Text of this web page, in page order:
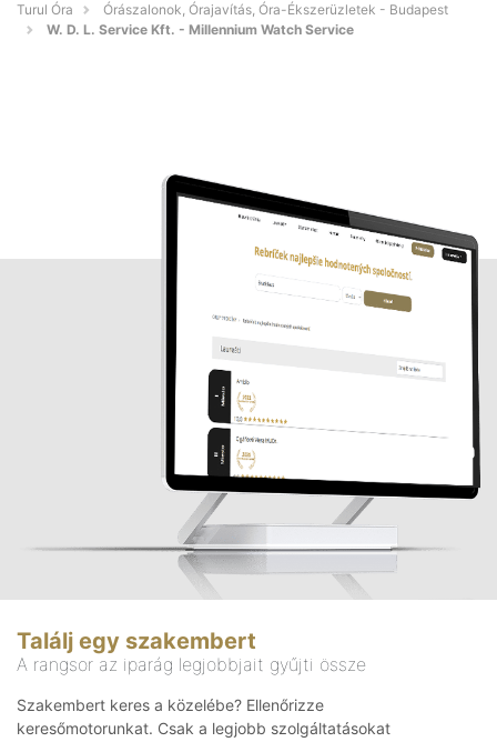
Turul Óra
Órászalonok, Órajavítás, Óra-Ékszerüzletek - Budapest
W. D. L. Service Kft. - Millennium Watch Service
Találj egy szakembert
A rangsor az iparág legjobbjait gyűjti össze
Szakembert keres a közelébe? Ellenőrizze
keresőmotorunkat. Csak a legjobb szolgáltatásokat